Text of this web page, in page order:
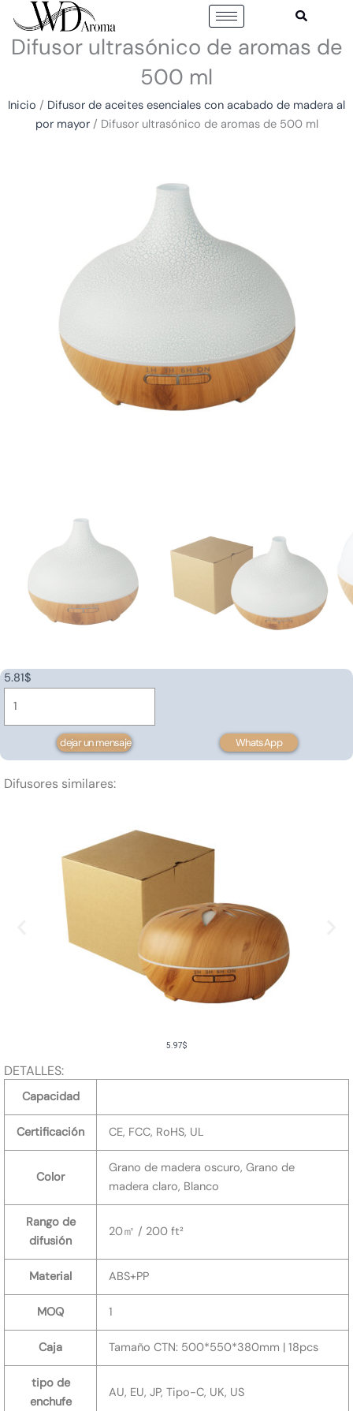
contenido
Difusor ultrasónico de aromas de
500 ml
Inicio / Difusor de aceites esenciales con acabado de madera al
por mayor/ Difusor ultrasónico de aromas de 500 ml
5.81$
dejar un mensaje WhatsApp
Difusores similares:
5.97$
DETALLES:
Capacidad
Certificación CE, FCC, RoHS, UL
Color
Grano de madera oscuro, Grano de
madera claro, Blanco
Rango de
difusión
20㎡ / 200 ft²
Material ABS+PP
MOQ 1
Caja Tamaño CTN: 500*550*380mm | 18pcs
tipo de
enchufe
AU, EU, JP, Tipo-C, UK, US